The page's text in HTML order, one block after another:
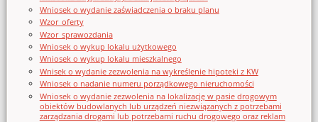
Wniosek o wydanie zaświadczenia o braku planu
Wzor_oferty
Wzor_sprawozdania
Wniosek o wykup lokalu użytkowego
Wniosek o wykup lokalu mieszkalnego
Wnisek o wydanie zezwolenia na wykreślenie hipoteki z KW
Wniosek o nadanie numeru porządkowego nieruchomości
Wniosek o wydanie zezwolenia na lokalizację w pasie drogowym
obiektów budowlanych lub urządzeń niezwiązanych z potrzebami
zarządzania drogami lub potrzebami ruchu drogowego oraz reklam